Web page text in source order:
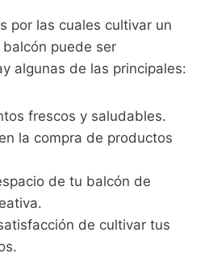
por las cuales cultivar un
puede ser
algunas de las principales:
frescos y saludables.
la compra de productos
de tu balcón de
de cultivar tus